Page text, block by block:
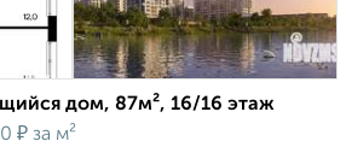
дом, 87м², 16/16 этаж
₽ за м²